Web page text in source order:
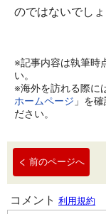
のではないでしょ
※記事内容は執筆時
い。
※海外を訪れる際に
ホームページ 」を
ださい。
前のページへ